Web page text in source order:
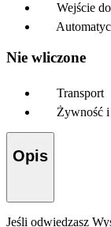
Wejście
Nie wliczone
Transport
Żywność
Opis
Jeśli odwiedzasz